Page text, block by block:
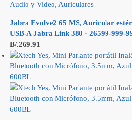
Audio y Video, Auriculares
Jabra Evolve2 65 MS, Auricular
USB-A Jabra Link 380 · 26599-999-
B/.269.91